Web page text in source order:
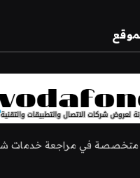
في مراجعة خدمات شركات